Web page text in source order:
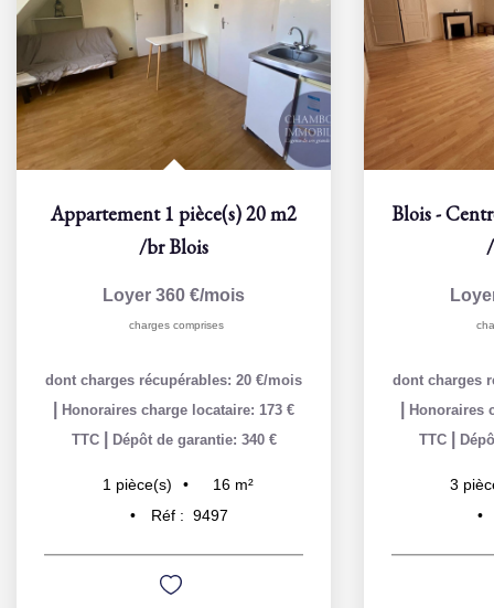
Appartement 1 pièce(s) 20 m2
/brBlois
Loyer 360 €/mois
charges comprises
dont charges récupérables: 20 €/mois
Honoraires charge locataire: 173 €
TTC
Dépôt de garantie: 340 €
1 pièce(s) 16 m²
Réf : 9497
dont charges
Honoraires
TTC
3